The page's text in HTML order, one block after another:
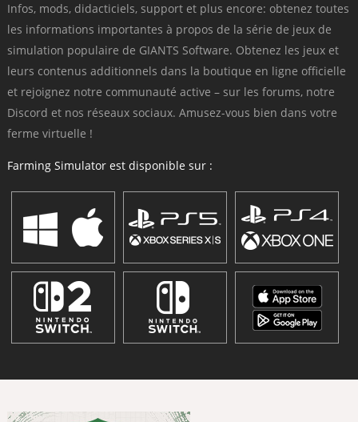
Infos, mods, didacticiels, support et plus encore: obtenez toutes
les informations importantes à propos de la série de jeux de
simulation populaire de GIANTS Software. Obtenez les jeux et
leurs contenus additionnels dans la boutique en ligne officielle
et rejoignez notre communauté active – sur les forums, notre
Discord et nos réseaux sociaux. Amusez-vous bien dans votre
ferme virtuelle !
Farming Simulator est disponible sur :